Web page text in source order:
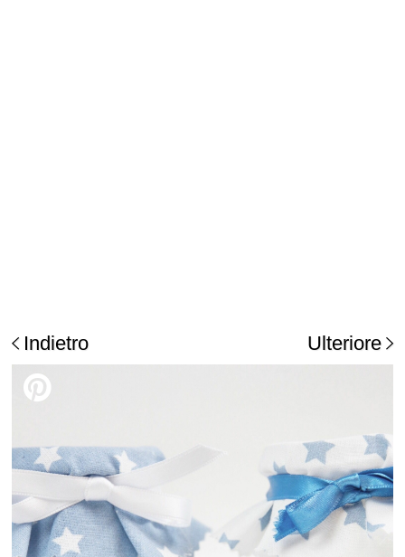
Indietro Ulteriore